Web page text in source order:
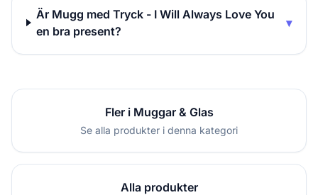
Är Mugg med Tryck - I Will Always Love You
en bra present?
▾
Fler i Muggar & Glas
Se alla produkter i denna kategori
Alla produkter